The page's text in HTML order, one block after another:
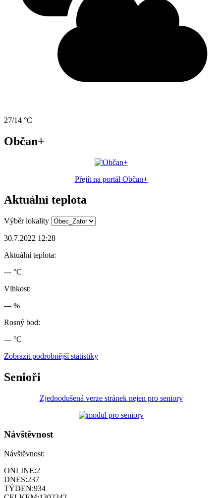
27/14 °C
Občan+
Přejít na portál Občan+
Aktuální teplota
Výběr lokality
30.7.2022 12:28
Aktuální teplota:
--- °C
Vlhkost:
--- %
Rosný bod:
--- °C
Zobrazit podrobnější statistiky
Senioři
Zjednodušená verze stránek nejen pro seniory
Návštěvnost
Návštěvnost:
ONLINE:2
DNES:237
TÝDEN:934